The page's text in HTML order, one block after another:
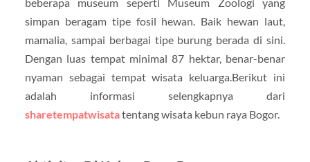
simpan beragam tipe fosil hewan. Baik hewan laut,
mamalia, sampai berbagai tipe burung berada di sini.
Dengan luas tempat minimal 87 hektar, benar-benar
nyaman sebagai tempat wisata keluarga.Berikut ini
adalah informasi selengkapnya dari
sharetempatwisatatentang wisata kebun raya Bogor.